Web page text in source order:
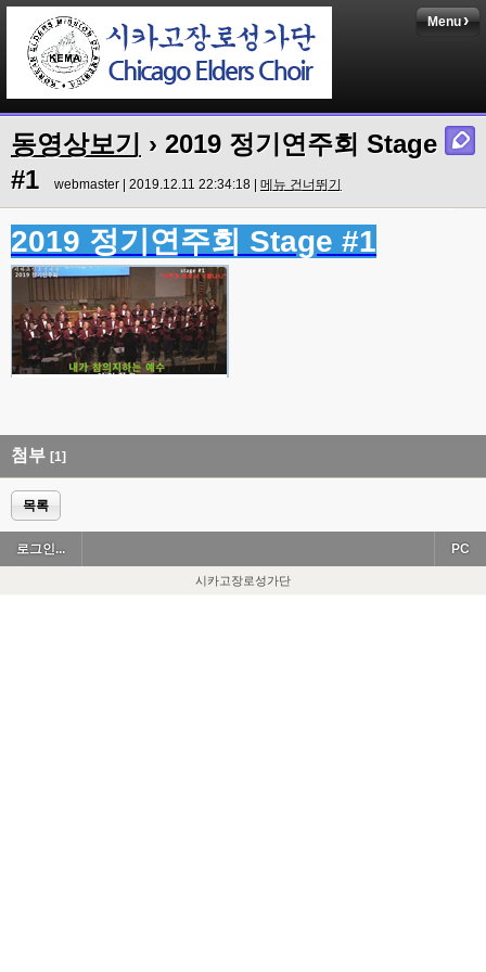
Menu
동영상보기
› 2019 정기연주회 Stage
#1
webmaster | 2019.12.11 22:34:18 | 메뉴 건너뛰기
2019 정기연주회 Stage #1
첨부 [1]
목록
로그인... PC
시카고장로성가단